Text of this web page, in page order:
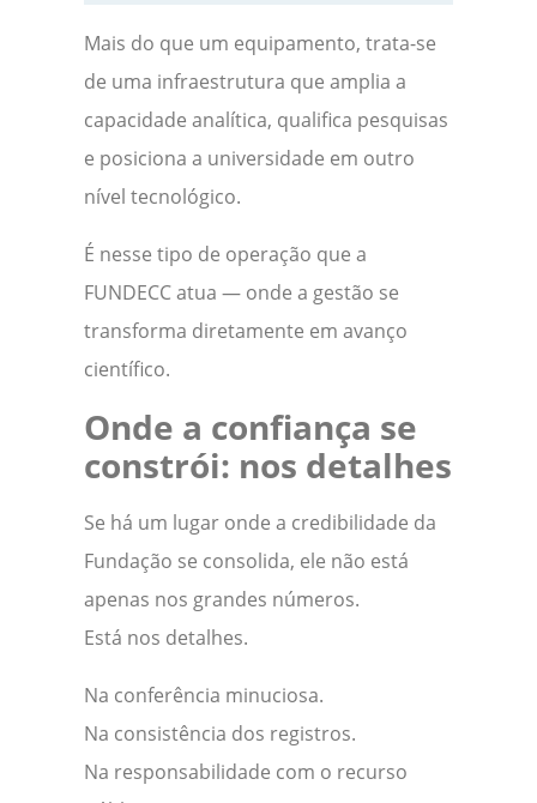
Mais do que um equipamento, trata-se
de uma infraestrutura que amplia a
capacidade analítica, qualifica pesquisas
e posiciona a universidade em outro
nível tecnológico.
É nesse tipo de operação que a
FUNDECC atua — onde a gestão se
transforma diretamente em avanço
científico.
Onde a confiança se
constrói: nos detalhes
Se há um lugar onde a credibilidade da
Fundação se consolida, ele não está
apenas nos grandes números.
Está nos detalhes.
Na conferência minuciosa.
Na consistência dos registros.
Na responsabilidade com o recurso